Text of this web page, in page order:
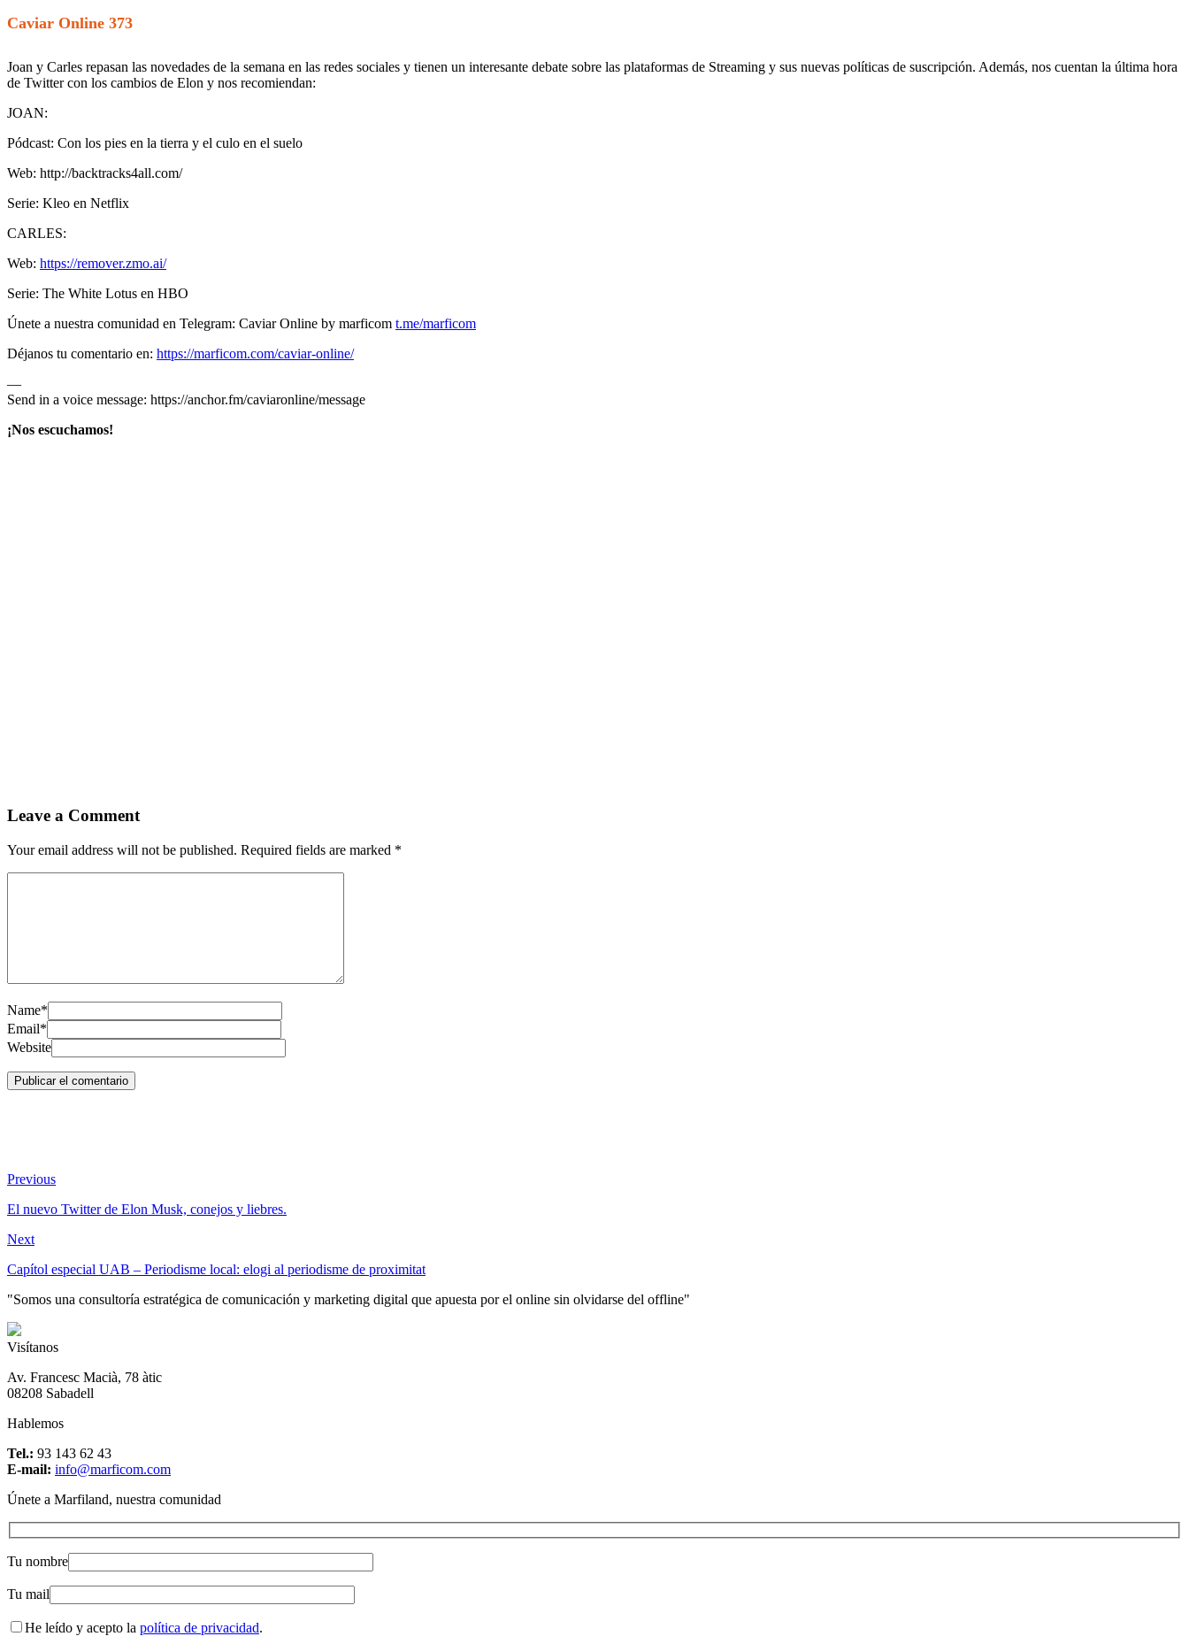
Caviar Online 373
Joan y Carles repasan las novedades de la semana en las redes sociales y tienen un interesante debate sobre las plataformas de Streaming y sus nuevas políticas de suscripción. Además, nos cuentan la última hora
de Twitter con los cambios de Elon y nos recomiendan:
JOAN:
Pódcast: Con los pies en la tierra y el culo en el suelo
Web: http://backtracks4all.com/
Serie: Kleo en Netflix
CARLES:
Web: https://remover.zmo.ai/
Serie: The White Lotus en HBO
Únete a nuestra comunidad en Telegram: Caviar Online by marficom t.me/marficom
Déjanos tu comentario en: https://marficom.com/caviar-online/
—
Send in a voice message: https://anchor.fm/caviaronline/message
¡Nos escuchamos!
Leave a Comment
Your email address will not be published. Required fields are marked *
Name*
Email*
Website
Previous
El nuevo Twitter de Elon Musk, conejos y liebres.
Next
Capítol especial UAB – Periodisme local: elogi al periodisme de proximitat
"Somos una consultoría estratégica de comunicación y marketing digital que apuesta por el online sin olvidarse del offline"
Visítanos
Av. Francesc Macià, 78 àtic
08208 Sabadell
Hablemos
Tel.: 93 143 62 43
E-mail: info@marficom.com
Únete a Marfiland, nuestra comunidad
Tu nombre
Tu mail
He leído y acepto la política de privacidad.